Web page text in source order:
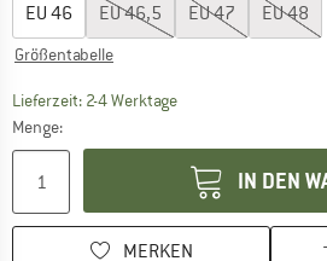
EU 46 EU46,5 EU47 EU48
Größentabelle
Lieferzeit: 2-4 WerktageDer Link öffnet sich
Menge:
IN DEN
MERKEN